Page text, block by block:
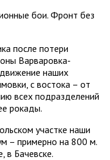
бои. Фронт без
после потери
Варваровка-
наших
с востока – от
всех подразделений
рокады.
участке наши
– примерно на 800 м.
в Бачевске.